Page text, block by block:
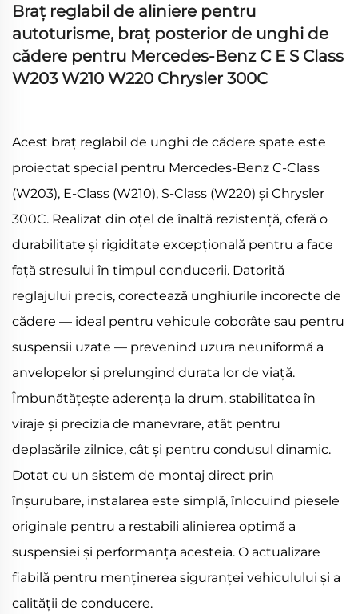
Braț reglabil de aliniere pentru
autoturisme, braț posterior de unghi de
cădere pentru Mercedes-Benz C E S Class
W203 W210 W220 Chrysler 300C
Acest braț reglabil de unghi de cădere spate este
proiectat special pentru Mercedes-Benz C-Class
(W203), E-Class (W210), S-Class (W220) și Chrysler
300C. Realizat din oțel de înaltă rezistență, oferă o
durabilitate și rigiditate excepțională pentru a face
față stresului în timpul conducerii. Datorită
reglajului precis, corectează unghiurile incorecte de
cădere — ideal pentru vehicule coborâte sau pentru
suspensii uzate — prevenind uzura neuniformă a
anvelopelor și prelungind durata lor de viață.
Îmbunătățește aderența la drum, stabilitatea în
viraje și precizia de manevrare, atât pentru
deplasările zilnice, cât și pentru condusul dinamic.
Dotat cu un sistem de montaj direct prin
înșurubare, instalarea este simplă, înlocuind piesele
originale pentru a restabili alinierea optimă a
suspensiei și performanța acesteia. O actualizare
fiabilă pentru menținerea siguranței vehiculului și a
calității de conducere.